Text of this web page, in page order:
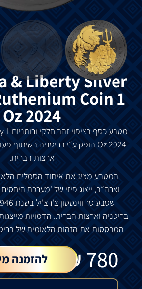
& Liberty Silver
Coin 1
Oz 2024
מטבעכסף בציפוי זהב חלקי ורותניום 1
Oz 2024 הופק ע״י בריטניה בשיתוף
ארצות הברית.
המטבע מציג את איחוד הסמלים
וארה״ב, ייצוג פיזי של 'מערכת היחסים
שטבע סר ווינסטון צ'רצ'ילבשנת
בריטניה וארצות הברית. הדמויות
המבססות את הזהות הלאומית של
780
₪ להזמנה